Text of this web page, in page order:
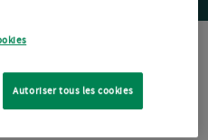
Autoriser tous les cookies